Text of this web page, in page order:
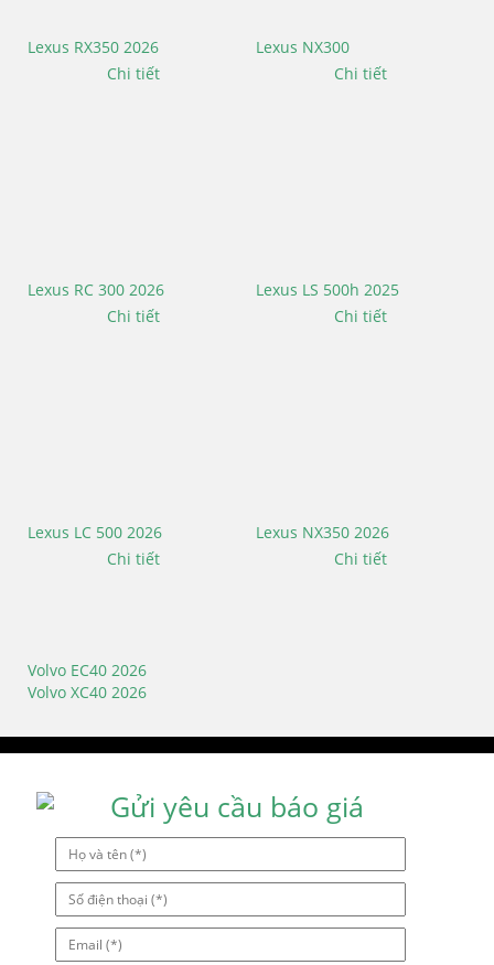
Lexus RX350 2026
Chi tiết
Lexus NX300
Chi tiết
Lexus RC 300 2026
Chi tiết
Lexus LS 500h 2025
Chi tiết
Lexus LC 500 2026
Chi tiết
Lexus NX350 2026
Chi tiết
Điều
hướng
viết
Volvo EC40 2026
Volvo XC40 2026
Gửi yêu cầu báo giá